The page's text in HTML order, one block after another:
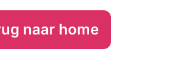
naar home